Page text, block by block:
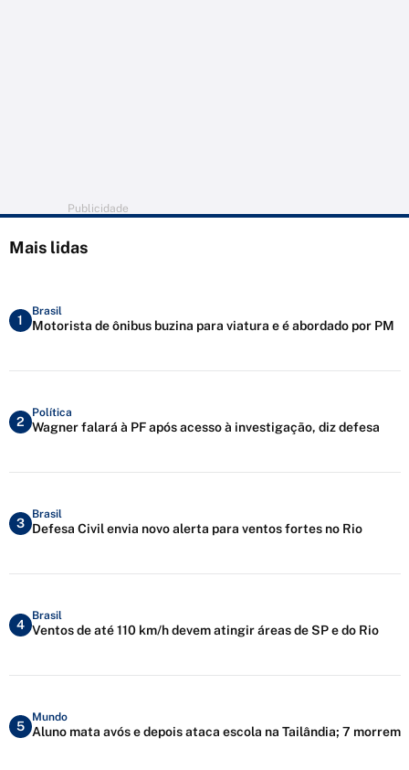
Publicidade
Mais lidas
1
Brasil
Motorista de ônibus buzina para viatura e é abordado por PM
2
Política
Wagner falará à PF após acesso à investigação, diz defesa
3
Brasil
Defesa Civil envia novo alerta para ventos fortes no Rio
4
Brasil
Ventos de até 110 km/h devem atingir áreas de SP e do Rio
5
Mundo
Aluno mata avós e depois ataca escola na Tailândia; 7 morrem